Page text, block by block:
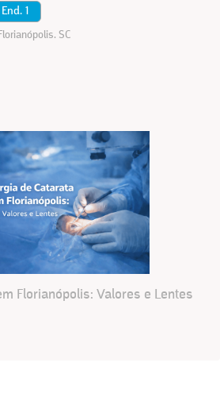
1
SC
Florianópolis: Valores e Lentes